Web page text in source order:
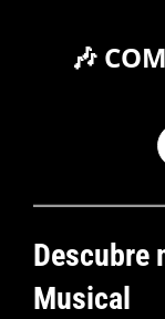
🎶
Descubre
Musical